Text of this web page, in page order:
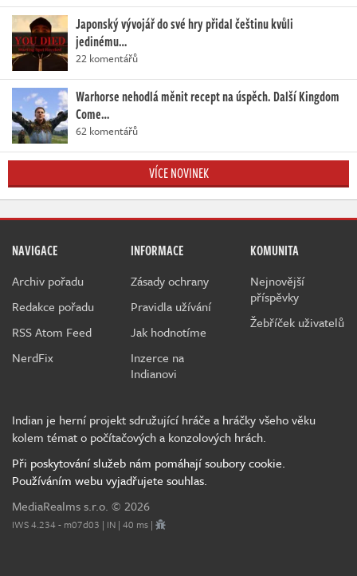
Japonský vývojář do své hry přidal češtinu kvůli
jedinému…
22 komentářů
Warhorse nehodlá měnit recept na úspěch. Další Kingdom
Come…
62 komentářů
VÍCE NOVINEK
NAVIGACE
Archiv pořadu
Redakce pořadu
RSS Atom Feed
NerdFix
INFORMACE
Zásady ochrany
Pravidla užívání
Jak hodnotíme
Inzerce na
Indianovi
KOMUNITA
Nejnovější
příspěvky
Žebříček uživatelů
Indian je herní projekt sdružující hráče a hráčky všeho věku
kolem témat o počítačových a konzolových hrách.
Při poskytování služeb nám pomáhají soubory cookie.
Používáním webu vyjadřujete souhlas.
MediaRealms s.r.o. © 2026
IWS 4.234 - m07d03 | IN | 40 ms |